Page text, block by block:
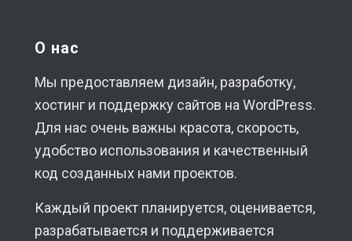
О нас
Мы предоставляем дизайн, разработку,
хостинг и поддержку сайтов на WordPress.
Для нас очень важны красота, скорость,
удобство использования и качественный
код созданных нами проектов.
Каждый проект планируется, оценивается,
разрабатывается и поддерживается